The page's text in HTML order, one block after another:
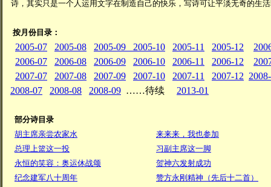
诗，其实只是一个人运用文字在制造自己的快乐，写诗可让平淡无奇的生
按月份目录：
2005-07 2005-08 2005-09 2005-10 2005-11 2005-12
2006-07
2006-08 2006-09 2006-10 2006-11 2006-12
2007-07
2007-08 2007-09 2007-10 2007-11 2007-12
2008-07
2008-08 2008-09 ……待续 2013-01
部分诗目录
胡主席亲尝农家水
来来来，我也参加
总理上篮这一投
习副主席这一脚
永恒的笑容：奥运休战颂
贺神六发射成功
纪念建军八十周年
赞方永刚精神（先后十二首）